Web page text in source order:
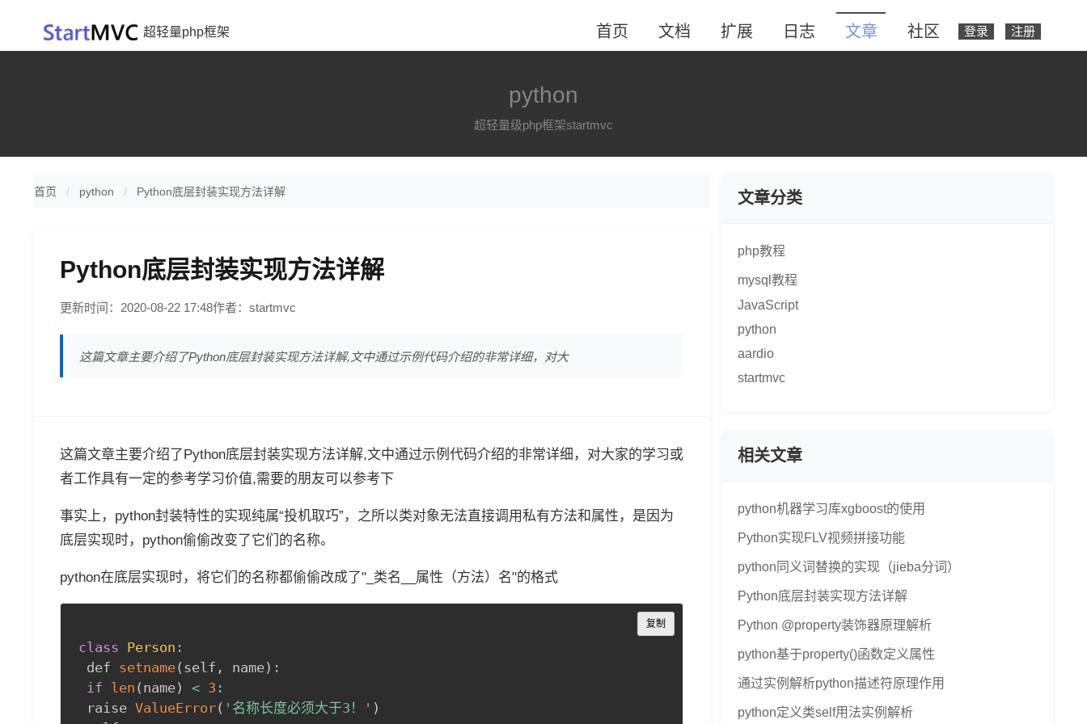
超轻量php框架 首页 文档 扩展 日志 文章 社区 登录 注册
python
超轻量级php框架startmvc
首页 python Python底层封装实现方法详解
Python底层封装实现方法详解
更新时间：2020-08-22 17:48作者：startmvc
这篇文章主要介绍了Python底层封装实现方法详解,文中通过示例代码介绍的非常详细，对大
这篇文章主要介绍了Python底层封装实现方法详解,文中通过示例代码介绍的非常详细，对大家的学习或
者工作具有一定的参考学习价值,需要的朋友可以参考下
事实上，python封装特性的实现纯属“投机取巧”，之所以类对象无法直接调用私有方法和属性，是因为
底层实现时，python偷偷改变了它们的名称。
python在底层实现时，将它们的名称都偷偷改成了"_类名__属性（方法）名"的格式
class Person :
def setname( self , name) :
if len ( name) < 3 :
raise ValueError( '名称长度必须大于3！' )
复制
Copy
文章分类
php教程
mysql教程
JavaScript
python
aardio
startmvc
相关文章
python机器学习库xgboost的使用
Python实现FLV视频拼接功能
python同义词替换的实现（jieba分词）
Python底层封装实现方法详解
Python @property装饰器原理解析
python基于property()函数定义属性
通过实例解析python描述符原理作用
python定义类self用法实例解析